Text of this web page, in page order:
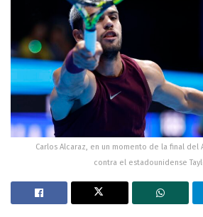
Carlos Alcaraz, en un momento de la final
contra el estadounidense